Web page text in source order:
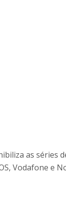
as séries
Vodafone e